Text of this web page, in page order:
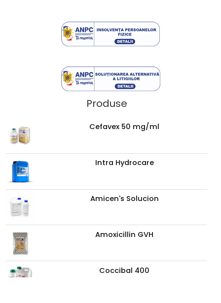
game complete de produse de uz veterinar, de la
vaccinuri si produse hormonale, pana la vitamine si
Link-uri Utile
Acasa
Despre noi
Politica de confidentialitate
Produse